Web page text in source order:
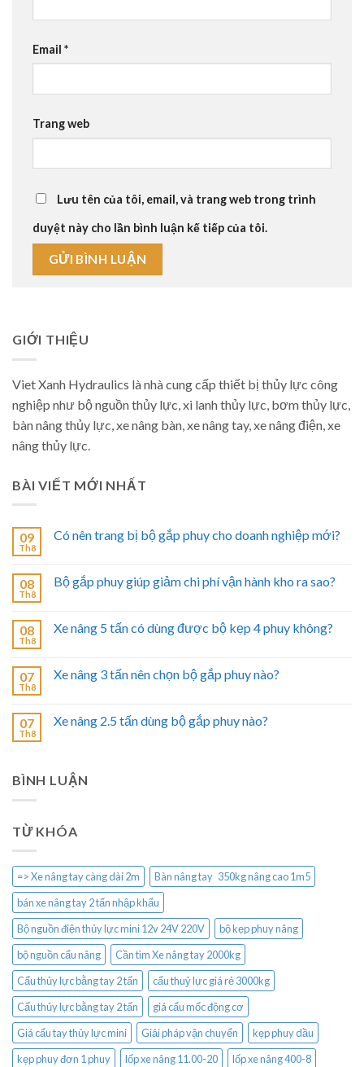
Email *
Trang web
Lưu tên của tôi, email, và trang web trong trình
duyệt này cho lần bình luận kế tiếp của tôi.
GIỚI THIỆU
Viet Xanh Hydraulics là nhà cung cấp thiết bị thủy lực công
nghiệp như bộ nguồn thủy lực, xi lanh thủy lực, bơm thủy lực,
bàn nâng thủy lực, xe nâng bàn, xe nâng tay, xe nâng điện, xe
nâng thủy lực.
BÀI VIẾT MỚI NHẤT
09
Th8
Có nên trang bị bộ gắp phuy cho doanh nghiệp mới?
08
Th8
Bộ gắp phuy giúp giảm chi phí vận hành kho ra sao?
08
Th8
Xe nâng 5 tấn có dùng được bộ kẹp 4 phuy không?
07
Th8
Xe nâng 3 tấn nên chọn bộ gắp phuy nào?
07
Th8
Xe nâng 2.5 tấn dùng bộ gắp phuy nào?
BÌNH LUẬN
TỪ KHÓA
=> Xe nâng tay càng dài 2m
Bàn nâng tay 350kg nâng cao 1m5
bán xe nâng tay 2 tấn nhập khẩu
Bộ nguồn điện thủy lực mini 12v 24V 220V
bộ kẹp phuy nâng
bộ nguồn cẩu nâng
Cần tìm Xe nâng tay 2000kg
Cẩu thủy lực bằng tay 2 tấn
cẩu thuỷ lực giá rẻ 3000kg
Cẩu thủy lực bằng tay 2 tấn
giá cẩu mốc động cơ
Giá cẩu tay thủy lực mini
Giải pháp vận chuyển
kẹp phuy dầu
kẹp phuy đơn 1 phuy
lốp xe nâng 11.00-20
lốp xe nâng 400-8